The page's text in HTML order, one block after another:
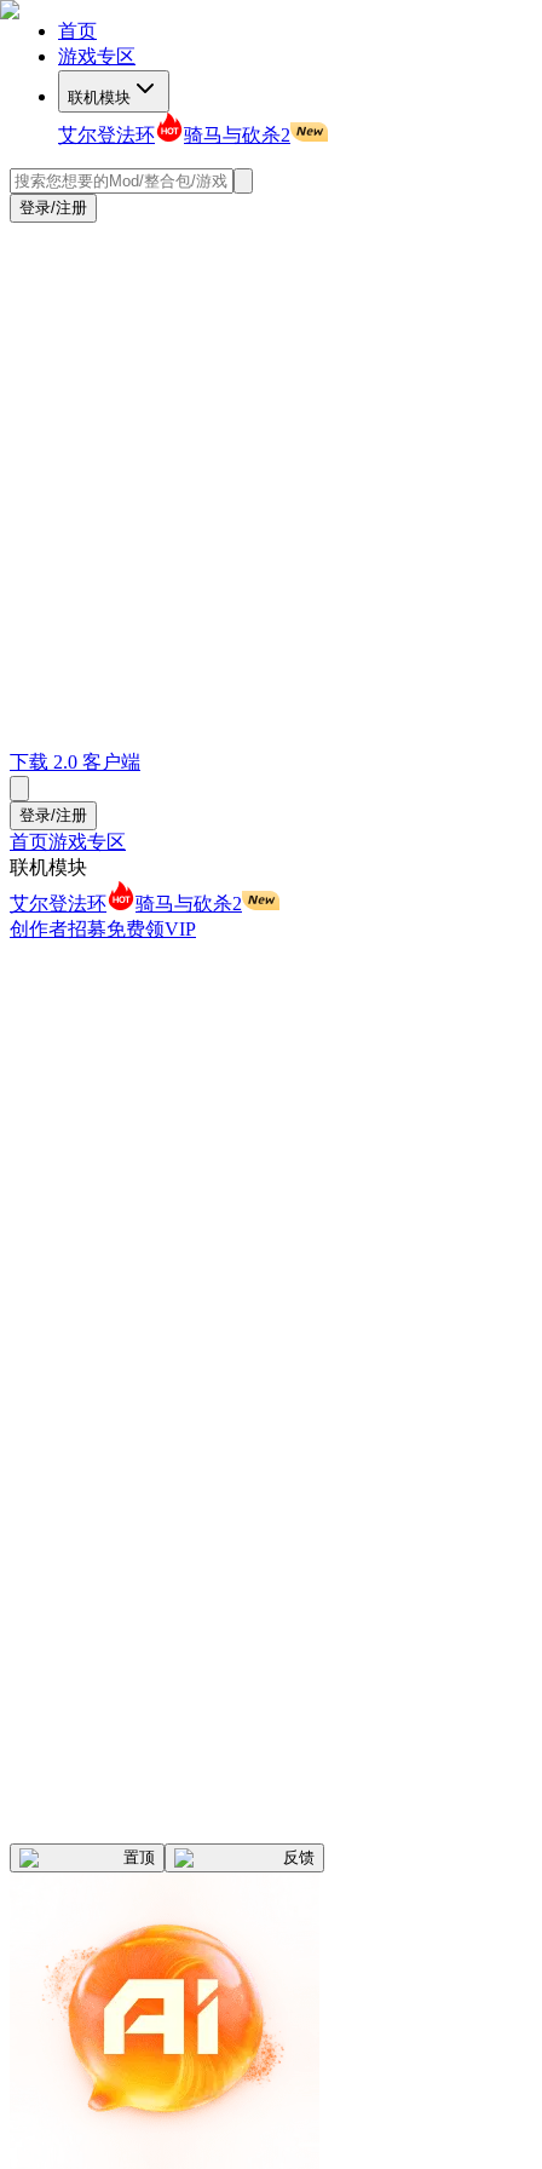
首页
游戏专区
联机模块
艾尔登法环 骑马与砍杀2
登录/注册
下载 2.0 客户端
登录/注册
首页游戏专区
联机模块
艾尔登法环
骑马与砍杀2
创作者招募免费领VIP
置顶 反馈